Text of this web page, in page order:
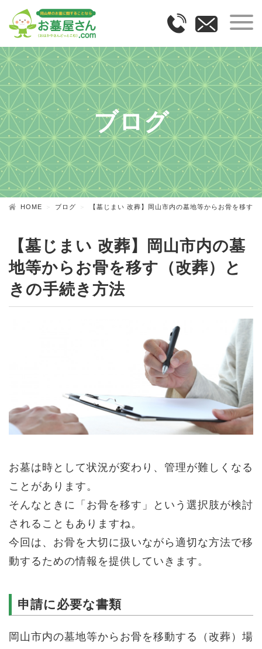
ブログ
HOME ブログ 【墓じまい 改葬】岡山市内の墓地等からお骨を移す
【墓じまい 改葬】岡山市内の墓
地等からお骨を移す（改葬）と
きの手続き方法
お墓は時として状況が変わり、管理が難しくなる
ことがあります。
そんなときに「お骨を移す」という選択肢が検討
されることもありますね。
今回は、お骨を大切に扱いながら適切な方法で移
動するための情報を提供していきます。
申請に必要な書類
岡山市内の墓地等からお骨を移動する（改葬）場